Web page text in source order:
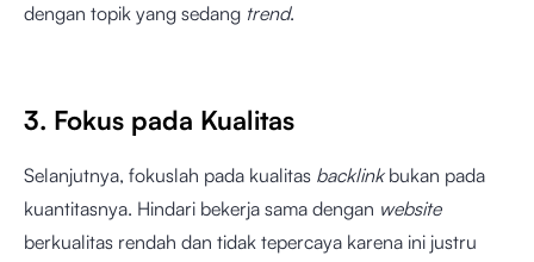
dengan topik yang sedang trend.
3. Fokus pada Kualitas
Selanjutnya, fokuslah pada kualitas backlinkbukan pada
kuantitasnya. Hindari bekerja sama dengan website
berkualitas rendah dan tidak tepercaya karena ini justru